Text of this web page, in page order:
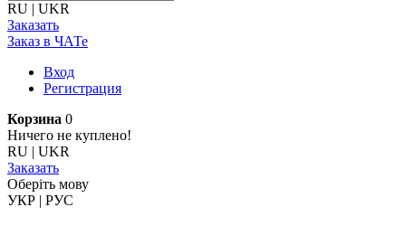
RU | UKR
Заказать
Заказ в ЧАТе
Вход
Регистрация
Корзина 0
Ничего не куплено!
RU | UKR
Заказать
Оберiть мову
УКР | РУС